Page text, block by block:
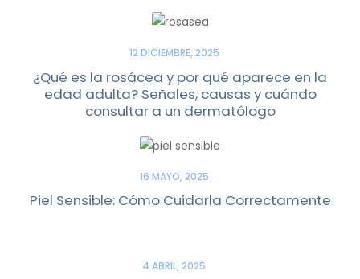
12 DICIEMBRE, 2025
¿Qué es la rosácea y por qué aparece en la
edad adulta? Señales, causas y cuándo
consultar a un dermatólogo
16 MAYO, 2025
Piel Sensible: Cómo Cuidarla Correctamente
4 ABRIL, 2025